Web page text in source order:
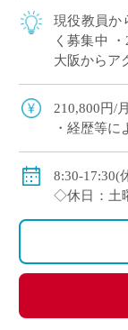
現役教員か
く募集中
大阪からア
210,800円/
・経歴等に
◇手当：各
◇保険：私
8:30-17:30(
◇休日：土